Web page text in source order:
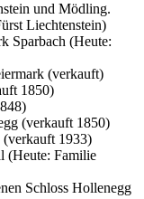
und Mödling.
Liechtenstein)
Sparbach (Heute:
(verkauft)
1850)
(verkauft 1850)
(verkauft 1933)
(Heute: Familie
Schloss Hollenegg